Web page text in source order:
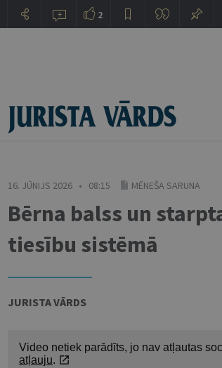
16. JŪNIJS 2026 • 08:15 MĒNEŠA SARUNA
Bērna balss un
tiesību sistēmā
JURISTA VĀRDS
2